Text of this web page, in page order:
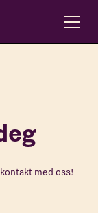
med oss!